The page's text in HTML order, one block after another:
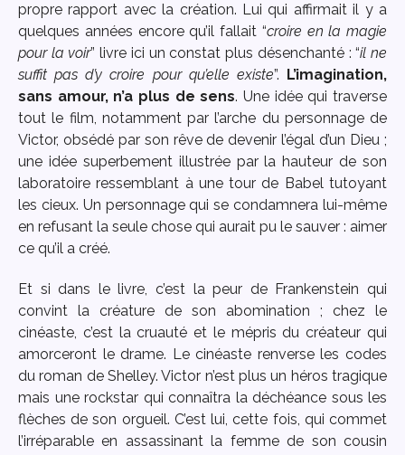
propre rapport avec la création. Lui qui affirmait il y a
quelques années encore qu’il fallait “croire en la magie
pour la voir” livre ici un constat plus désenchanté : “il ne
suffit pas d’y croire pour qu’elle existe”.
L’imagination,
sans amour, n’a plus de sens. Une idée qui traverse
tout le film, notamment par l’arche du personnage de
Victor, obsédé par son rêve de devenir l’égal d’un Dieu ;
une idée superbement illustrée par la hauteur de son
laboratoire ressemblant à une tour de Babel tutoyant
les cieux. Un personnage qui se condamnera lui-même
en refusant la seule chose qui aurait pu le sauver : aimer
ce qu’il a créé.
Et si dans le livre, c’est la peur de Frankenstein qui
convint la créature de son abomination ; chez le
cinéaste, c’est la cruauté et le mépris du créateur qui
amorceront le drame. Le cinéaste renverse les codes
du roman de Shelley. Victor n’est plus un héros tragique
mais une rockstar qui connaîtra la déchéance sous les
flèches de son orgueil. C’est lui, cette fois, qui commet
l’irréparable en assassinant la femme de son cousin